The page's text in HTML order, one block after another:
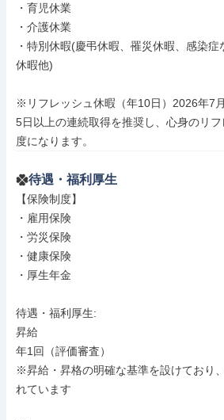
・育児休業
・介護休業
・特別休暇(慶弔休暇、罹災休暇、感染
休暇他)
※リフレッシュ休暇（年10日）2026年7
5日以上の連続取得を推奨し、心身のリ
度になります。
待遇・福利厚生
【保険制度】
・雇用保険
・労災保険
・健康保険
・厚生年金
待遇・福利厚生:
昇給
年1回（評価審査）
※昇給・昇格の明確な基準を設けており
れています